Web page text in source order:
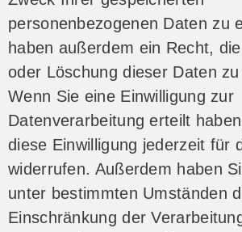
personenbezogenen Daten zu
haben außerdem ein Recht,
oder Löschung dieser Daten
Wenn Sie eine Einwilligung zur
Datenverarbeitung erteilt
diese Einwilligung jederzeit für
widerrufen. Außerdem haben
unter bestimmten Umständen
Einschränkung der